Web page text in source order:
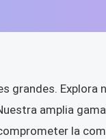
grandes. Explora
amplia
la